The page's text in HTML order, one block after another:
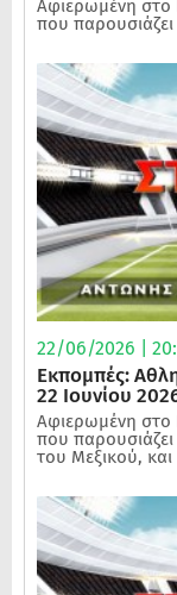
Αφιερωμένη στο
που
22/06/2026 |
Εκπομπές:
22 Ιουνίου
Αφιερωμένη στο
που
του Μεξικού,